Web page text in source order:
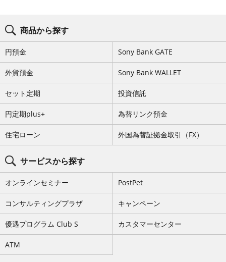
コ
ン
ニ
キ
商品から探す
円預金 Sony Bank GATE
外貨預金 Sony Bank WALLET
セット定期 投資信託
円定期plus+ 為替リンク預金
住宅ローン 外国為替証拠金取引（FX）
サービスから探す
オンラインセミナー PostPet
コンサルティングプラザ キャンペーン
優遇プログラム Club S カスタマーセンター
ATM